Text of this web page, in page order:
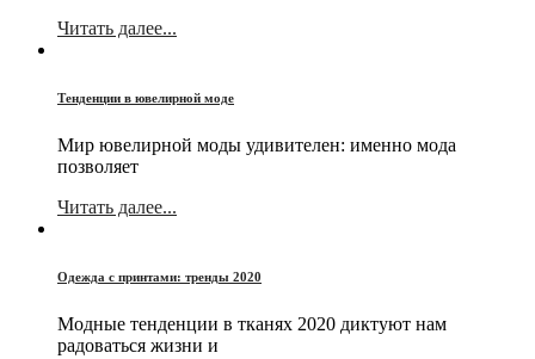
Читать далее...
Тенденции в ювелирной моде
Мир ювелирной моды удивителен: именно мода
позволяет
Читать далее...
Одежда с принтами: тренды 2020
Модные тенденции в тканях 2020 диктуют нам
радоваться жизни и